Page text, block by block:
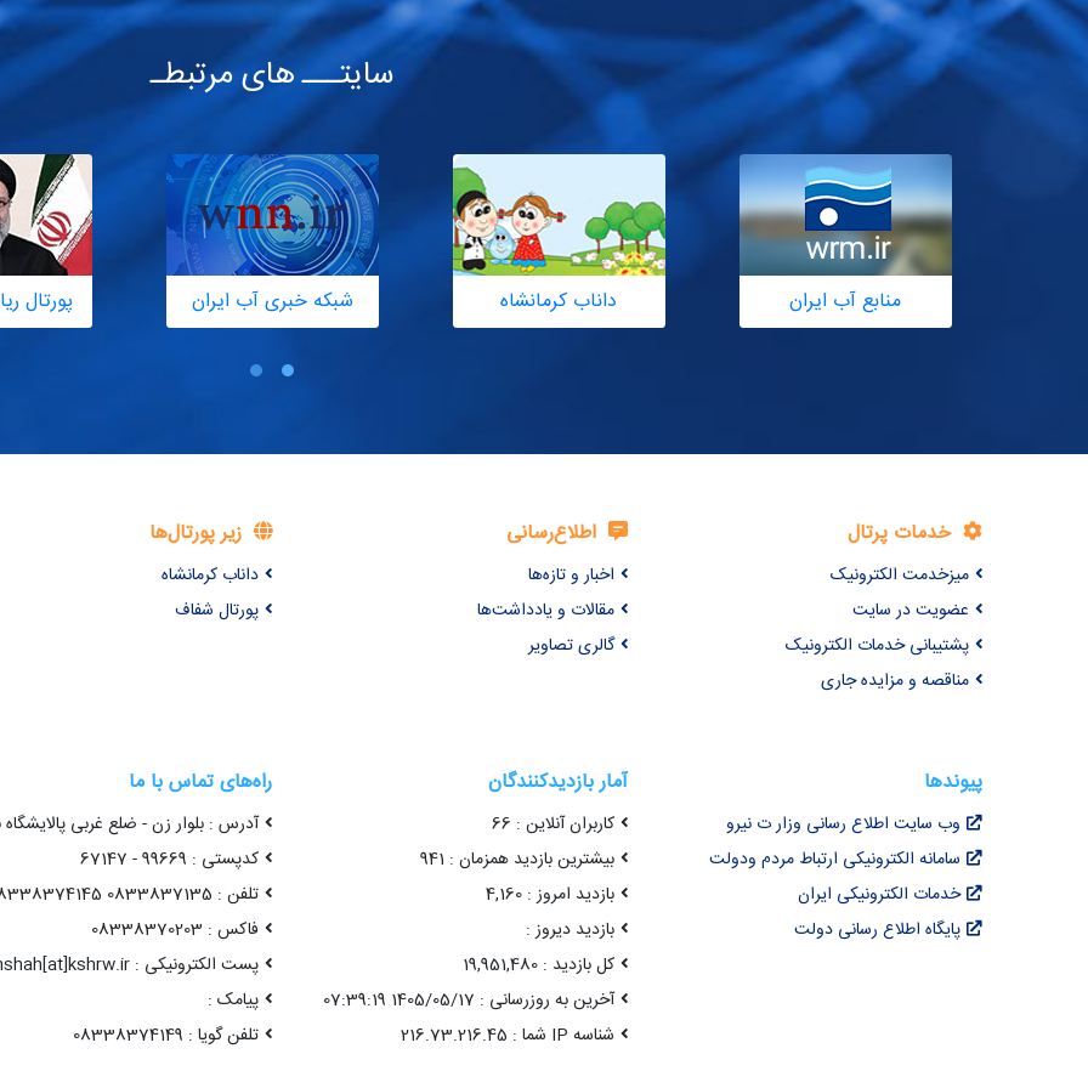
سایتـــ های مرتبطـ
منابع آب ایران داناب کرمانشاه شبکه خبری آب ایران پورتال
خدمات پرتال
میزخدمت الکترونیک
عضویت در سایت
پشتیبانی خدمات الکترونیک
مناقصه و مزایده جاری
اطلاع‌رسانی
اخبار و تازه‌ها
مقالات و یادداشت‌ها
گالری تصاویر
زیر پورتال‌ها
داناب کرمانشاه
پورتال شفاف
پیوندها
وب سایت اطلاع رسانی وزار ت نیرو
سامانه الکترونیکی ارتباط مردم ودولت
خدمات الکترونیکی ایران
پایگاه اطلاع رسانی دولت
آمار بازدیدکنندگان
کاربران آنلاین : 66
بیشترین بازدید همزمان : 941
بازدید امروز : 4,160
بازدید دیروز :
کل بازدید : 19,951,480
آخرین به روزرسانی : 1405/05/17 07:39:19
شناسه IP شما : 216.73.216.45
راه‌های تماس با ما
آدرس : بلوار زن - ضلع غربی
کدپستی : 99669 - 67147
تلفن : 0833837135 08338374145
فاکس : 08338370203
پست الکترونیکی : kermanshah[at]kshrw.ir
پیامک :
تلفن گویا : 08338374149